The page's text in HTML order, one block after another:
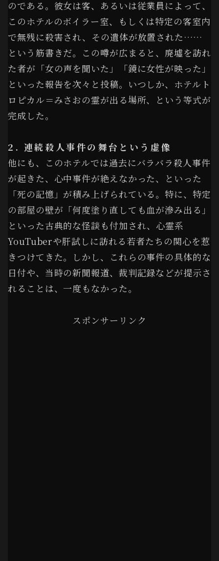
のである。彼女は客、あるいは従業員によって、
このホテルのボイラー室、もしくは特定の客室内
で無残に殺害され、その遺体が放置された……
という筋書きだ。この噂が広まると、廃墟を訪れ
た者が「女の声を聞いた」「鏡に女性が映った」
といった報告を次々と投稿。いつしか、ホテルト
ロピカル＝みさおの霊が出る場所、という等式が
完成した。
2. 連続殺人事件の舞台という虚像
他にも、このホテルでは過去にバラバラ殺人事件
が起きた、心中事件が絶えなかった、といった
「死の記憶」が積み上げられている。特に、特定
の部屋の壁が「何度塗り直しても血が滲み出る」
といった古典的な怪談も付加され、心霊系
YouTuberや肝試しに訪れる若者たちの関心を惹
きつけてきた。しかし、これらの事件の具体的な
日付や、当時の新聞報道、裁判記録などが提示さ
れることは、一度もなかった。
スポンサーリンク